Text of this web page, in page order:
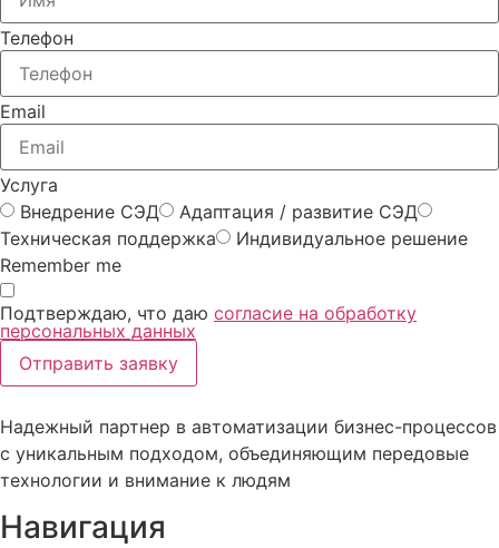
Телефон
Email
Услуга
Внедрение СЭД
Адаптация / развитие СЭД
Техническая поддержка
Индивидуальное решение
Remember me
Подтверждаю, что даю согласие на обработку
персональных данных
Отправить заявку
Надежный партнер в автоматизации бизнес-процессов
с уникальным подходом, объединяющим передовые
технологии и внимание к людям
Навигация